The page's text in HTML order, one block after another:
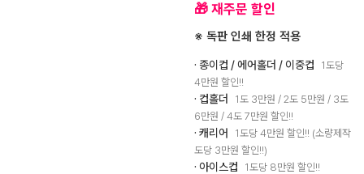
🎁 재주문 할인
※ 독판 인쇄 한정 적용
· 종이컵 / 에어홀더 / 이중컵
1도당
4만원 할인!!
· 컵홀더
1도 3만원 / 2도 5만원 / 3도
6만원 / 4도 7만원 할인!!
· 캐리어
1도당 4만원 할인!! (소량제작
도당 3만원 할인!!)
· 아이스컵 1도당 8만원 할인!!